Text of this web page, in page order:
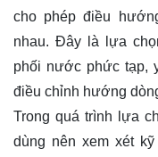
cho phép điều
nhau. Đây là lựa
phối nước phức tạp,
điều chỉnh hướng
Trong quá trình lựa
dùng nên xem xét